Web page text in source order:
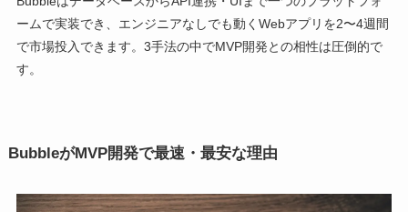
ームで実装でき、エンジニアなしでも動くWebアプリを2〜4週間
で市場投入できます。3手法の中でMVP開発との相性は圧倒的で
す。
BubbleがMVP開発で最速・最安な理由